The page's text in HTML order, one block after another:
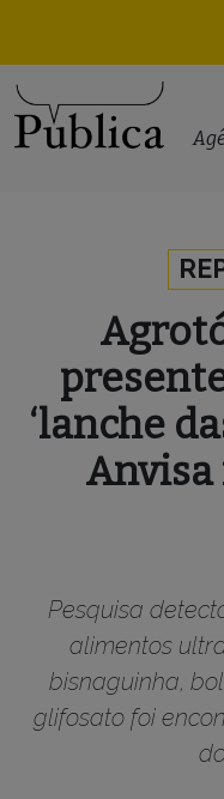
‘lanche
Anvisa
Pesquisa
alimentos
bisnaguinha,
glifosato foi